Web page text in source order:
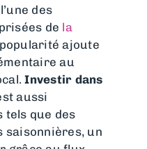
des
de la
ajoute
au
Investir dans
aussi
tels que des
saisonnières, un